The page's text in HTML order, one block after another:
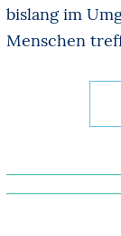
bislang im
Menschen